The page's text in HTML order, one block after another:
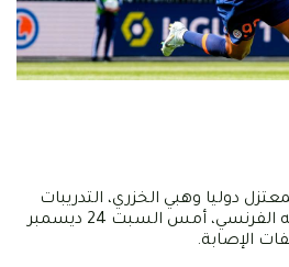
دوليا وهبي الخزري، التدريبات
على انفراد مع نادي مونبيليه الفرنسي، أمس السبت 24 ديسمبر